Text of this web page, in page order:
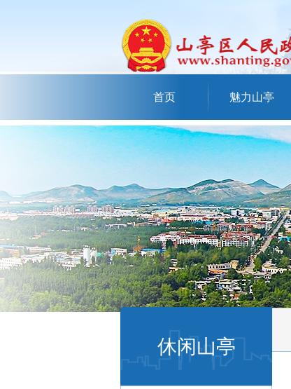
首页 魅力山亭
休闲山亭